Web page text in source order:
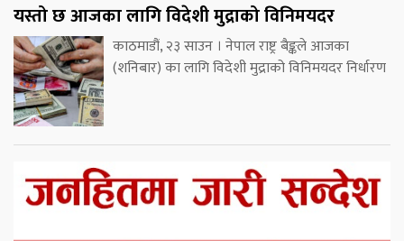
यस्तो छ आजका लागि विदेशी मुद्राको विनिमयदर
काठमाडौं, २३ साउन । नेपाल राष्ट्र बैङ्कले आजका
(शनिबार) का लागि विदेशी मुद्राको विनिमयदर निर्धारण